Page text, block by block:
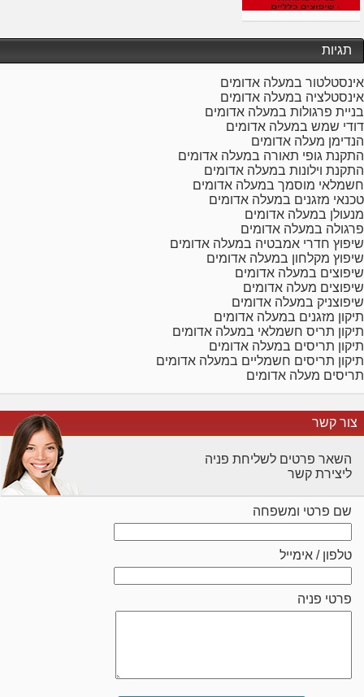
תגיות
אינסטלטור במעלה אדומים
אינסטלציה במעלה אדומים
בניית פרגולות במעלה אדומים
דודי שמש במעלה אדומים
הנדימן מעלה אדומים
התקנת גופי תאורה במעלה אדומים
התקנת וילונות במעלה אדומים
חשמלאי מוסמך במעלה אדומים
טכנאי מזגנים במעלה אדומים
מנעולן במעלה אדומים
פרגולה במעלה אדומים
שיפוץ חדרי אמבטיה במעלה אדומים
שיפוץ מקלחון במעלה אדומים
שיפוצים במעלה אדומים
שיפוצים מעלה אדומים
שיפוצניק במעלה אדומים
תיקון מזגנים במעלה אדומים
תיקון תריס חשמלאי במעלה אדומים
תיקון תריסים במעלה אדומים
תיקון תריסים חשמליים במעלה אדומים
תריסים מעלה אדומים
צור קשר
השאר פרטים לשליחת פניה
ליצירת קשר
שם פרטי ומשפחה
טלפון / אימייל
פרטי פניה